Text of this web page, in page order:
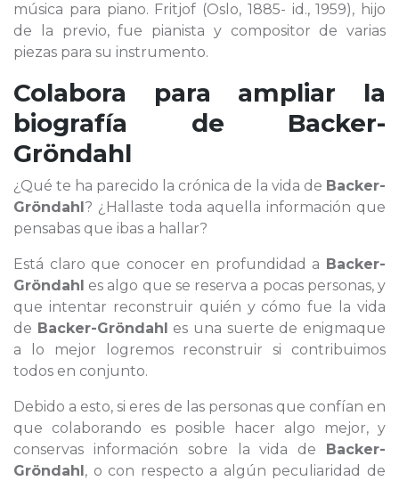
música para piano. Fritjof (Oslo, 1885- id., 1959), hijo
de la previo, fue pianista y compositor de varias
piezas para su instrumento.
Colabora para ampliar la
biografía de Backer-
Gröndahl
¿Qué te ha parecido la crónica de la vida de Backer-
Gröndahl? ¿Hallaste toda aquella información que
pensabas que ibas a hallar?
Está claro que conocer en profundidad a Backer-
Gröndahl es algo que se reserva a pocas personas, y
que intentar reconstruir quién y cómo fue la vida
de Backer-Gröndahl es una suerte de enigmaque
a lo mejor logremos reconstruir si contribuimos
todos en conjunto.
Debido a esto, si eres de las personas que confían en
que colaborando es posible hacer algo mejor, y
conservas información sobre la vida de Backer-
Gröndahl, o con respecto a algún peculiaridad de